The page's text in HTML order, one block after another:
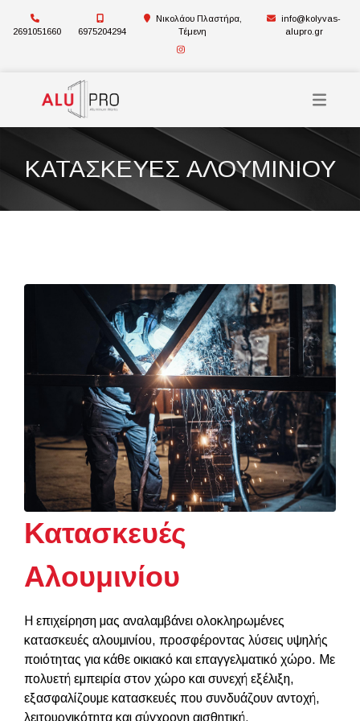
2691051660 6975204294
Νικολάου Πλαστήρα,
Τέμενη
info@kolyvas-
alupro.gr
ΚΑΤΑΣΚΕΥΕΣ ΑΛΟΥΜΙΝΙΟΥ
Κατασκευές
Αλουμινίου
Η επιχείρηση μας αναλαμβάνει ολοκληρωμένες
κατασκευές αλουμινίου, προσφέροντας λύσεις υψηλής
ποιότητας για κάθε οικιακό και επαγγελματικό χώρο. Με
πολυετή εμπειρία στον χώρο και συνεχή εξέλιξη,
εξασφαλίζουμε κατασκευές που συνδυάζουν αντοχή,
λειτουργικότητα και σύγχρονη αισθητική.